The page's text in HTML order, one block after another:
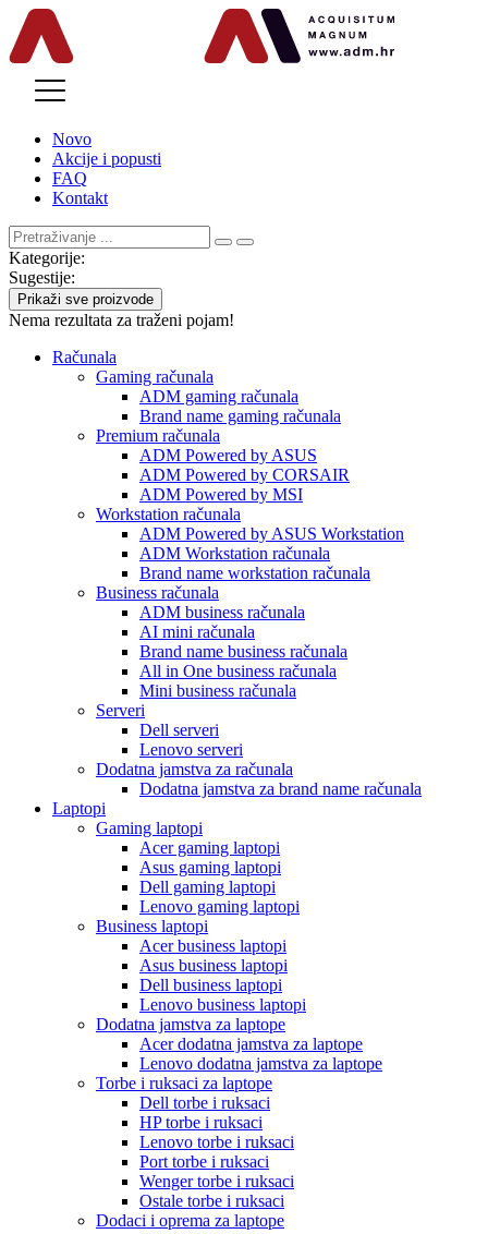
Novo
Akcije i popusti
FAQ
Kontakt
Kategorije:
Sugestije:
Prikaži sve proizvode
Nema rezultata za traženi pojam!
Računala
Gaming računala
ADM gaming računala
Brand name gaming računala
Premium računala
ADM Powered by ASUS
ADM Powered by CORSAIR
ADM Powered by MSI
Workstation računala
ADM Powered by ASUS Workstation
ADM Workstation računala
Brand name workstation računala
Business računala
ADM business računala
AI mini računala
Brand name business računala
All in One business računala
Mini business računala
Serveri
Dell serveri
Lenovo serveri
Dodatna jamstva za računala
Dodatna jamstva za brand name računala
Laptopi
Gaming laptopi
Acer gaming laptopi
Asus gaming laptopi
Dell gaming laptopi
Lenovo gaming laptopi
Business laptopi
Acer business laptopi
Asus business laptopi
Dell business laptopi
Lenovo business laptopi
Dodatna jamstva za laptope
Acer dodatna jamstva za laptope
Lenovo dodatna jamstva za laptope
Torbe i ruksaci za laptope
Dell torbe i ruksaci
HP torbe i ruksaci
Lenovo torbe i ruksaci
Port torbe i ruksaci
Wenger torbe i ruksaci
Ostale torbe i ruksaci
Dodaci i oprema za laptope